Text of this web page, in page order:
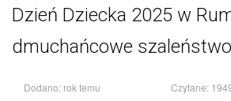
Dzień Dziecka 2025 w
dmuchańcowe
Dodano: rok temu Czytane: